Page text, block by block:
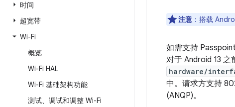
时间
超宽带
Wi-Fi
概览
Wi-Fi HAL
Wi-Fi 基础架构功能
测试、调试和调整 Wi-Fi
注意 ：搭载
如需支持
对于 Android 13
hardware/
中。请求方支持
(ANQP)。